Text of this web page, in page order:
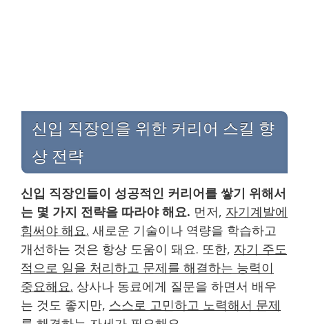
신입 직장인을 위한 커리어 스킬 향
상 전략
신입 직장인들이 성공적인 커리어를 쌓기 위해서
는 몇 가지 전략을 따라야 해요. 먼저, 자기계발에
힘써야 해요. 새로운 기술이나 역량을 학습하고
개선하는 것은 항상 도움이 돼요. 또한, 자기 주도
적으로 일을 처리하고 문제를 해결하는 능력이
중요해요. 상사나 동료에게 질문을 하면서 배우
는 것도 좋지만, 스스로 고민하고 노력해서 문제